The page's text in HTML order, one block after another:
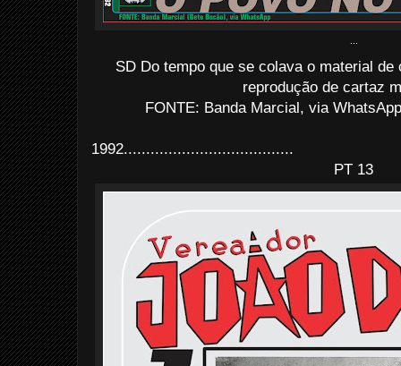
SD Do tempo que se colava o material de
reprodução de cartaz
FONTE: Banda Marcial, via
1992......................................
PT 13